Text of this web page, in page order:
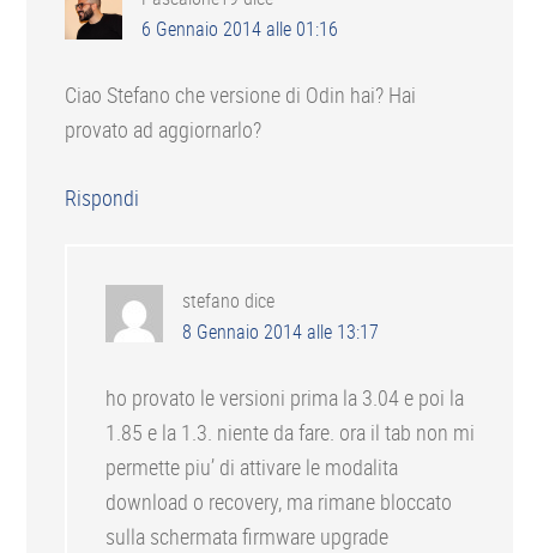
6 Gennaio 2014 alle 01:16
Ciao Stefano che versione di Odin hai? Hai
provato ad aggiornarlo?
Rispondi
stefano dice
8 Gennaio 2014 alle 13:17
ho provato le versioni prima la 3.04 e poi la
1.85 e la 1.3. niente da fare. ora il tab non mi
permette piu’ di attivare le modalita
download o recovery, ma rimane bloccato
sulla schermata firmware upgrade